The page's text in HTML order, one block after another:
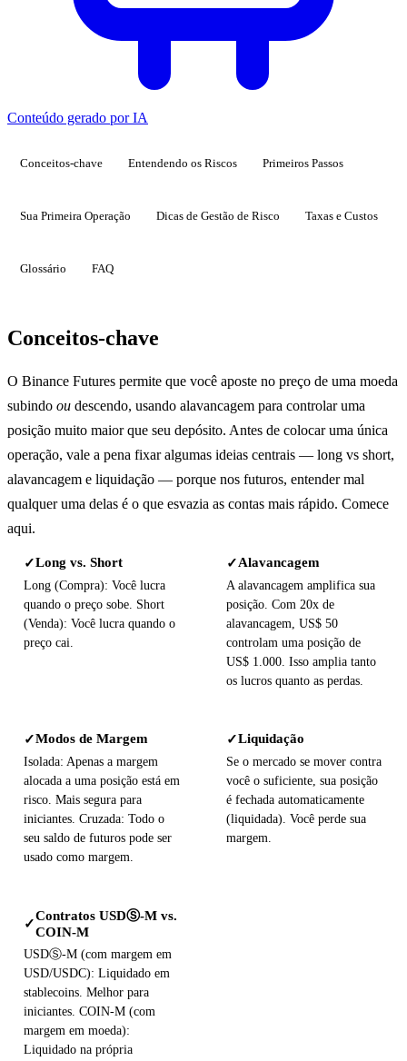
Conteúdo gerado por IA
Conceitos-chave Entendendo os Riscos Primeiros Passos
Sua Primeira Operação Dicas de Gestão de Risco Taxas e Custos
Glossário FAQ
Conceitos-chave
O Binance Futures permite que você aposte no preço de uma moeda
subindo ou descendo, usando alavancagem para controlar uma
posição muito maior que seu depósito. Antes de colocar uma única
operação, vale a pena fixar algumas ideias centrais — long vs short,
alavancagem e liquidação — porque nos futuros, entender mal
qualquer uma delas é o que esvazia as contas mais rápido. Comece
aqui.
✓Long vs. Short
Long (Compra): Você lucra
quando o preço sobe. Short
(Venda): Você lucra quando o
preço cai.
✓Alavancagem
A alavancagem amplifica sua
posição. Com 20x de
alavancagem, US$ 50
controlam uma posição de
US$ 1.000. Isso amplia tanto
os lucros quanto as perdas.
✓Modos de Margem
Isolada: Apenas a margem
alocada a uma posição está em
risco. Mais segura para
iniciantes. Cruzada: Todo o
seu saldo de futuros pode ser
usado como margem.
✓Liquidação
Se o mercado se mover contra
você o suficiente, sua posição
é fechada automaticamente
(liquidada). Você perde sua
margem.
✓
Contratos USDⓈ-M vs.
COIN-M
USDⓈ-M (com margem em
USD/USDC): Liquidado em
stablecoins. Melhor para
iniciantes. COIN-M (com
margem em moeda):
Liquidado na própria